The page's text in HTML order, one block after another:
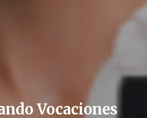
Vocaciones